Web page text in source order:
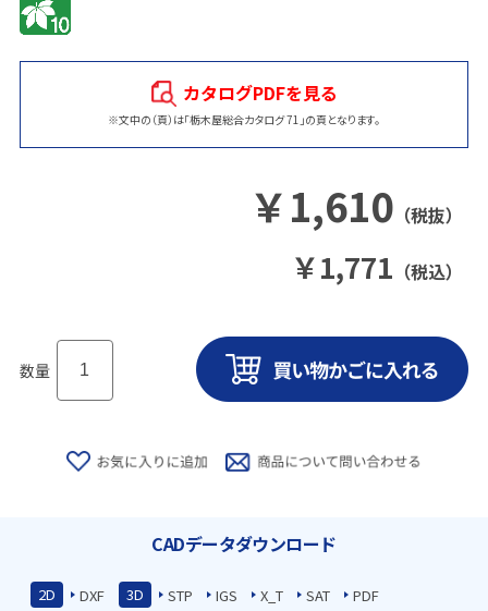
カタログPDFを見る
※文中の（頁）は「栃木屋総合カタログ 71」の頁となります。
￥1,610 （税抜）
￥1,771 （税込）
数量
CADデータダウンロード
2D DXF 3D STP IGS X_T SAT PDF